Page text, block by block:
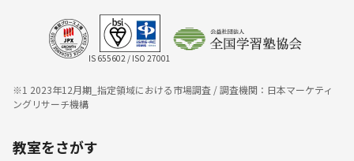
IS 655602 / ISO 27001
※1 2023年12月期_指定領域における市場調査 / 調査機関：日本マーケティ
ングリサーチ機構
教室をさがす